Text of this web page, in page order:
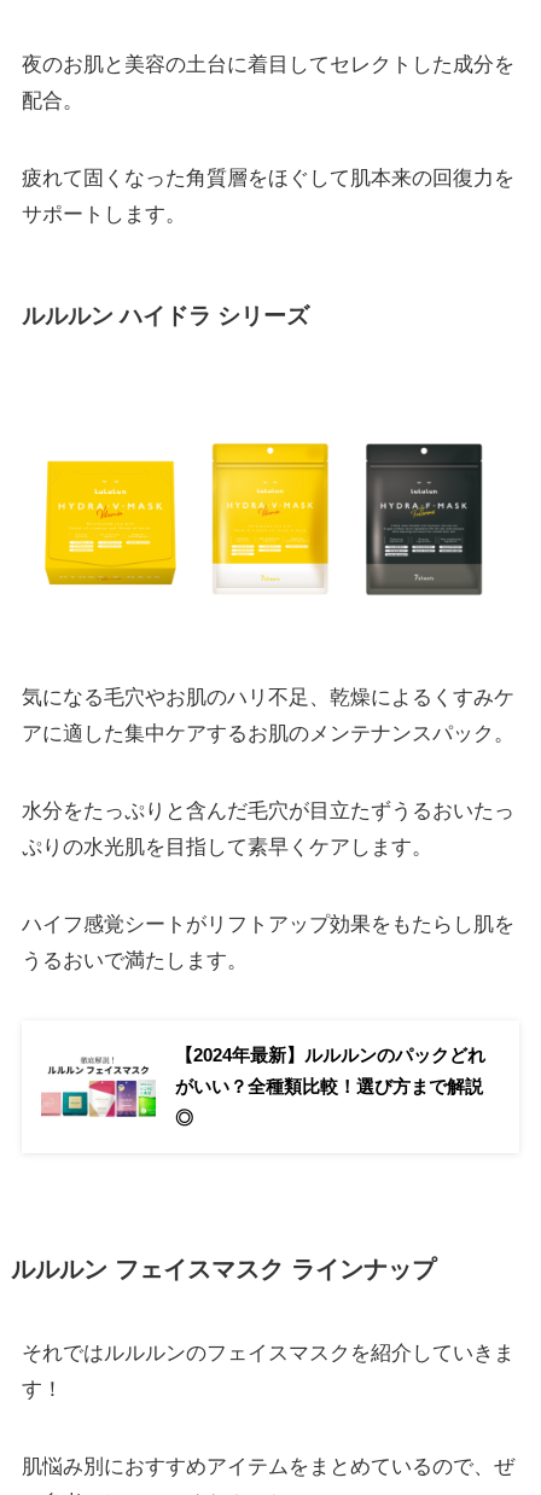
夜のお肌と美容の土台に着目してセレクトした成分を
配合。
疲れて固くなった角質層をほぐして肌本来の回復力を
サポートします。
ルルルン ハイドラ シリーズ
気になる毛穴やお肌のハリ不足、乾燥によるくすみケ
アに適した集中ケアするお肌のメンテナンスパック。
水分をたっぷりと含んだ毛穴が目立たずうるおいたっ
ぷりの水光肌を目指して素早くケアします。
ハイフ感覚シートがリフトアップ効果をもたらし肌を
うるおいで満たします。
【2024年最新】ルルルンのパックどれ
がいい？全種類比較！選び方まで解説
◎
ルルルン フェイスマスク ラインナップ
それではルルルンのフェイスマスクを紹介していきま
す！
肌悩み別におすすめアイテムをまとめているので、ぜ